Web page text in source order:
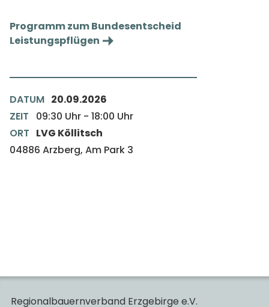
Programm zum Bundesentscheid
Leistungspflügen
DATUM 20.09.2026
ZEIT
09:30 Uhr -18:00 Uhr
ORT LVG Köllitsch
04886 Arzberg, Am Park 3
Regionalbauernverband Erzgebirge e.V.